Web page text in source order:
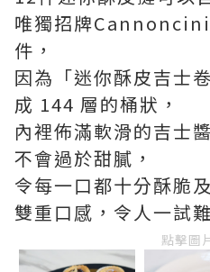
唯獨招牌
件，
因為「迷你酥皮吉士
成 144 層的桶狀，
內裡佈滿軟滑的吉士醬
不會過於甜膩，
令每一口都十分酥脆
雙重口感，令人一試
點擊圖